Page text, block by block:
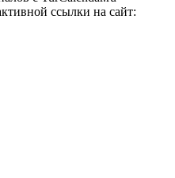
ссылки на сайт: